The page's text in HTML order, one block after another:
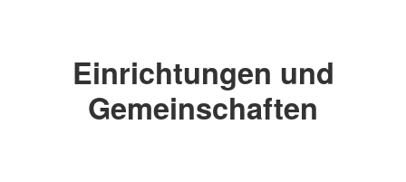
Einrichtungen und
Gemeinschaften